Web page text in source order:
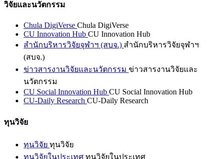
วิจัยและนวัตกรรม
Chula DigiVerse Chula DigiVerse
CU Innovation Hub CU Innovation Hub
สำนักบริหารวิจัยจุฬาฯ (สบจ.) สำนักบริหารวิจัยจุฬาฯ
(สบจ.)
ข่าวสารงานวิจัยและนวัตกรรม ข่าวสารงานวิจัยและ
นวัตกรรม
CU Social Innovation Hub CU Social Innovation Hub
CU-Daily Research CU-Daily Research
ทุนวิจัย
ทุนวิจัย ทุนวิจัย
ทุนวิจัยในประเทศ ทุนวิจัยในประเทศ